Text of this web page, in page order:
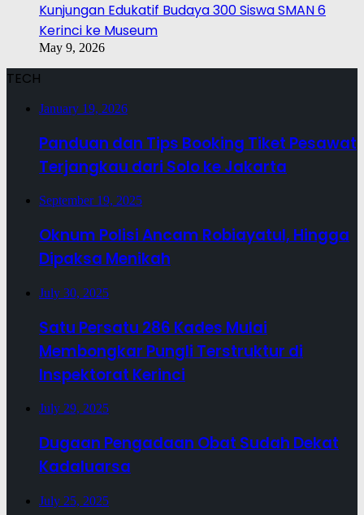
Kunjungan Edukatif Budaya 300 Siswa SMAN 6
Kerinci ke Museum
May 9, 2026
TECH
January 19, 2026
Panduan dan Tips Booking Tiket Pesawat
Terjangkau dari Solo ke Jakarta
September 19, 2025
Oknum Polisi Ancam Robiayatul, Hingga
Dipaksa Menikah
July 30, 2025
Satu Persatu 286 Kades Mulai
Membongkar Pungli Terstruktur di
Inspektorat Kerinci
July 29, 2025
Dugaan Pengadaan Obat Sudah Dekat
Kadaluarsa
July 25, 2025